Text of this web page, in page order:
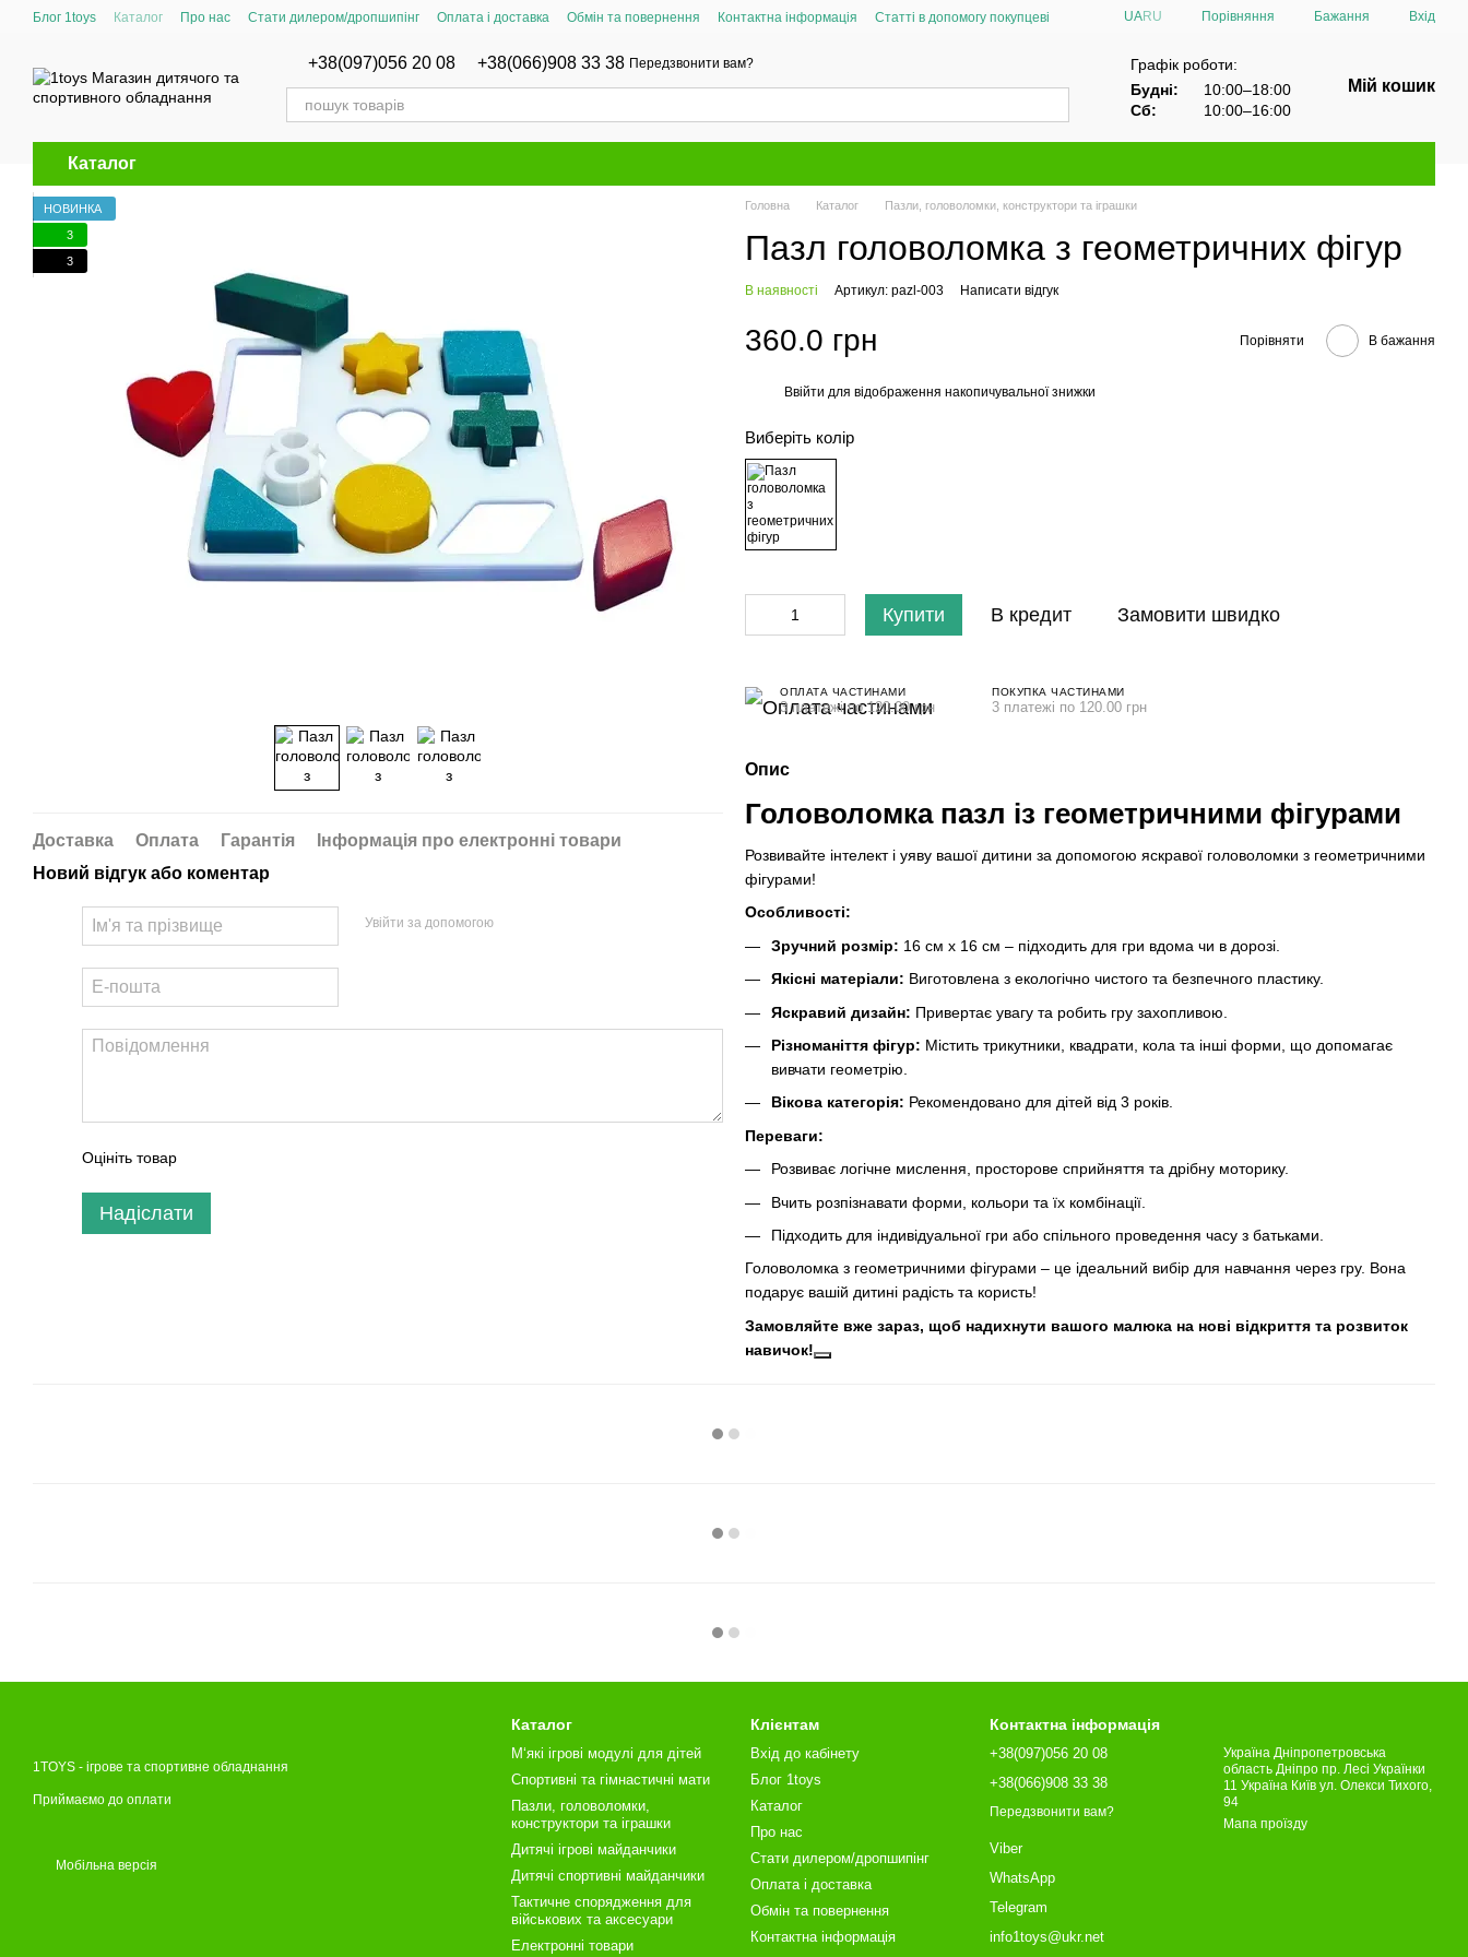
Перейти до основного контенту
Блог 1toys Каталог Про нас Стати дилером/дропшипінг Оплата і доставка Обмін та повернення Контактна інформація
Статті в допомогу покупцеві
UARU Порівняння Бажання Вхід
+38(097)056 20 08 +38(066)908 33 38 Передзвонити вам?
Графік роботи:
Будні:
10:00–18:00
Сб:
10:00–16:00
Мій кошик
Каталог
НОВИНКА
3
3
Доставка Оплата Гарантія
Інформація про електронні товари
Новий відгук або коментар
Увійти за допомогою
Оцініть товар
Надіслати
Головна Каталог Пазли, головоломки, конструктори та іграшки
Пазл головоломка з геометричних фігур
В наявності Артикул: pazl-003 Написати відгук
360.0 грн Порівняти В бажання
Ввійти для відображення накопичувальної знижки
Виберіть колір
Купити В кредит Замовити швидко
ОПЛАТА ЧАСТИНАМИ
3 платежі по 120.00 грн
ПОКУПКА ЧАСТИНАМИ
3 платежі по 120.00 грн
Опис
Головоломка пазл із геометричними фігурами
Розвивайте інтелект і уяву вашої дитини за допомогою яскравої головоломки з геометричними
фігурами!
Особливості:
Зручний розмір: 16 см x 16 см – підходить для гри вдома чи в дорозі.
Якісні матеріали: Виготовлена з екологічно чистого та безпечного пластику.
Яскравий дизайн: Привертає увагу та робить гру захопливою.
Різноманіття фігур: Містить трикутники, квадрати, кола та інші форми, що допомагає
вивчати геометрію.
Вікова категорія: Рекомендовано для дітей від 3 років.
Переваги:
Розвиває логічне мислення, просторове сприйняття та дрібну моторику.
Вчить розпізнавати форми, кольори та їх комбінації.
Підходить для індивідуальної гри або спільного проведення часу з батьками.
Головоломка з геометричними фігурами – це ідеальний вибір для навчання через гру. Вона
подарує вашій дитині радість та користь!
Замовляйте вже зараз, щоб надихнути вашого малюка на нові відкриття та розвиток
навичок!
1TOYS - ігрове та спортивне обладнання
Приймаємо до оплати
Мобільна версія
Каталог
М‘які ігрові модулі для дітей
Спортивні та гімнастичні мати
Пазли, головоломки,
конструктори та іграшки
Дитячі ігрові майданчики
Дитячі спортивні майданчики
Тактичне спорядження для
військових та аксесуари
Електронні товари
Клієнтам
Вхід до кабінету
Блог 1toys
Каталог
Про нас
Стати дилером/дропшипінг
Оплата і доставка
Обмін та повернення
Контактна інформація
Контактна інформація
+38(097)056 20 08
+38(066)908 33 38
Передзвонити вам?
Viber
WhatsApp
Telegram
info1toys@ukr.net
Україна Дніпропетровська
область Дніпро пр. Лесі Українки
11 Україна Київ ул. Олекси Тихого,
94
Мапа проїзду